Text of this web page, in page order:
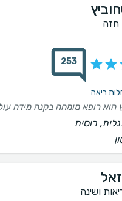
חזה
253
רוסית
ושינה